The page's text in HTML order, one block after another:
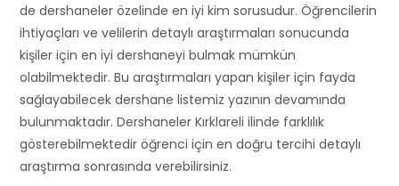
de dershaneler özelinde en iyi kim sorusudur. Öğrencilerin
ihtiyaçları ve velilerin detaylı araştırmaları sonucunda
kişiler için en iyi dershaneyi bulmak mümkün
olabilmektedir. Bu araştırmaları yapan kişiler için fayda
sağlayabilecek dershane listemiz yazının devamında
bulunmaktadır. Dershaneler Kırklareli ilinde farklılık
gösterebilmektedir öğrenci için en doğru tercihi detaylı
araştırma sonrasında verebilirsiniz.